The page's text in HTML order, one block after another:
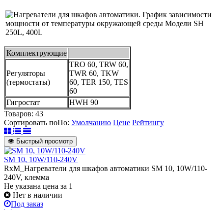
Комплектрующие
Регуляторы
(термостаты)
TRO 60, TRW 60,
TWR 60, TKW
60, TER 150, TES
60
Гигростат
HWH 90
Товаров: 43
Сортировать поПо: Умолчанию Цене Рейтингу
Быстрый просмотр
SМ 10, 10W/110-240V
RxM_Нагреватели для шкафов автоматики SМ 10, 10W/110-
240V, клемма
Не указана цена за 1
Нет в наличии
Под заказ